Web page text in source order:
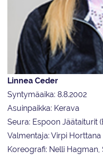
Linnea Ceder
Syntymäaika: 8.8.2002
Asuinpaikka: Kerava
Seura: Espoon Jäätaiturit
Valmentaja: Virpi Horttana
Koreografi: Nelli Hagman,